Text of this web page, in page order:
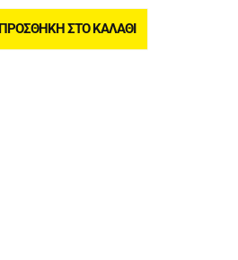
ΠΡΟΣΘΉΚΗ ΣΤΟ ΚΑΛΆΘΙ